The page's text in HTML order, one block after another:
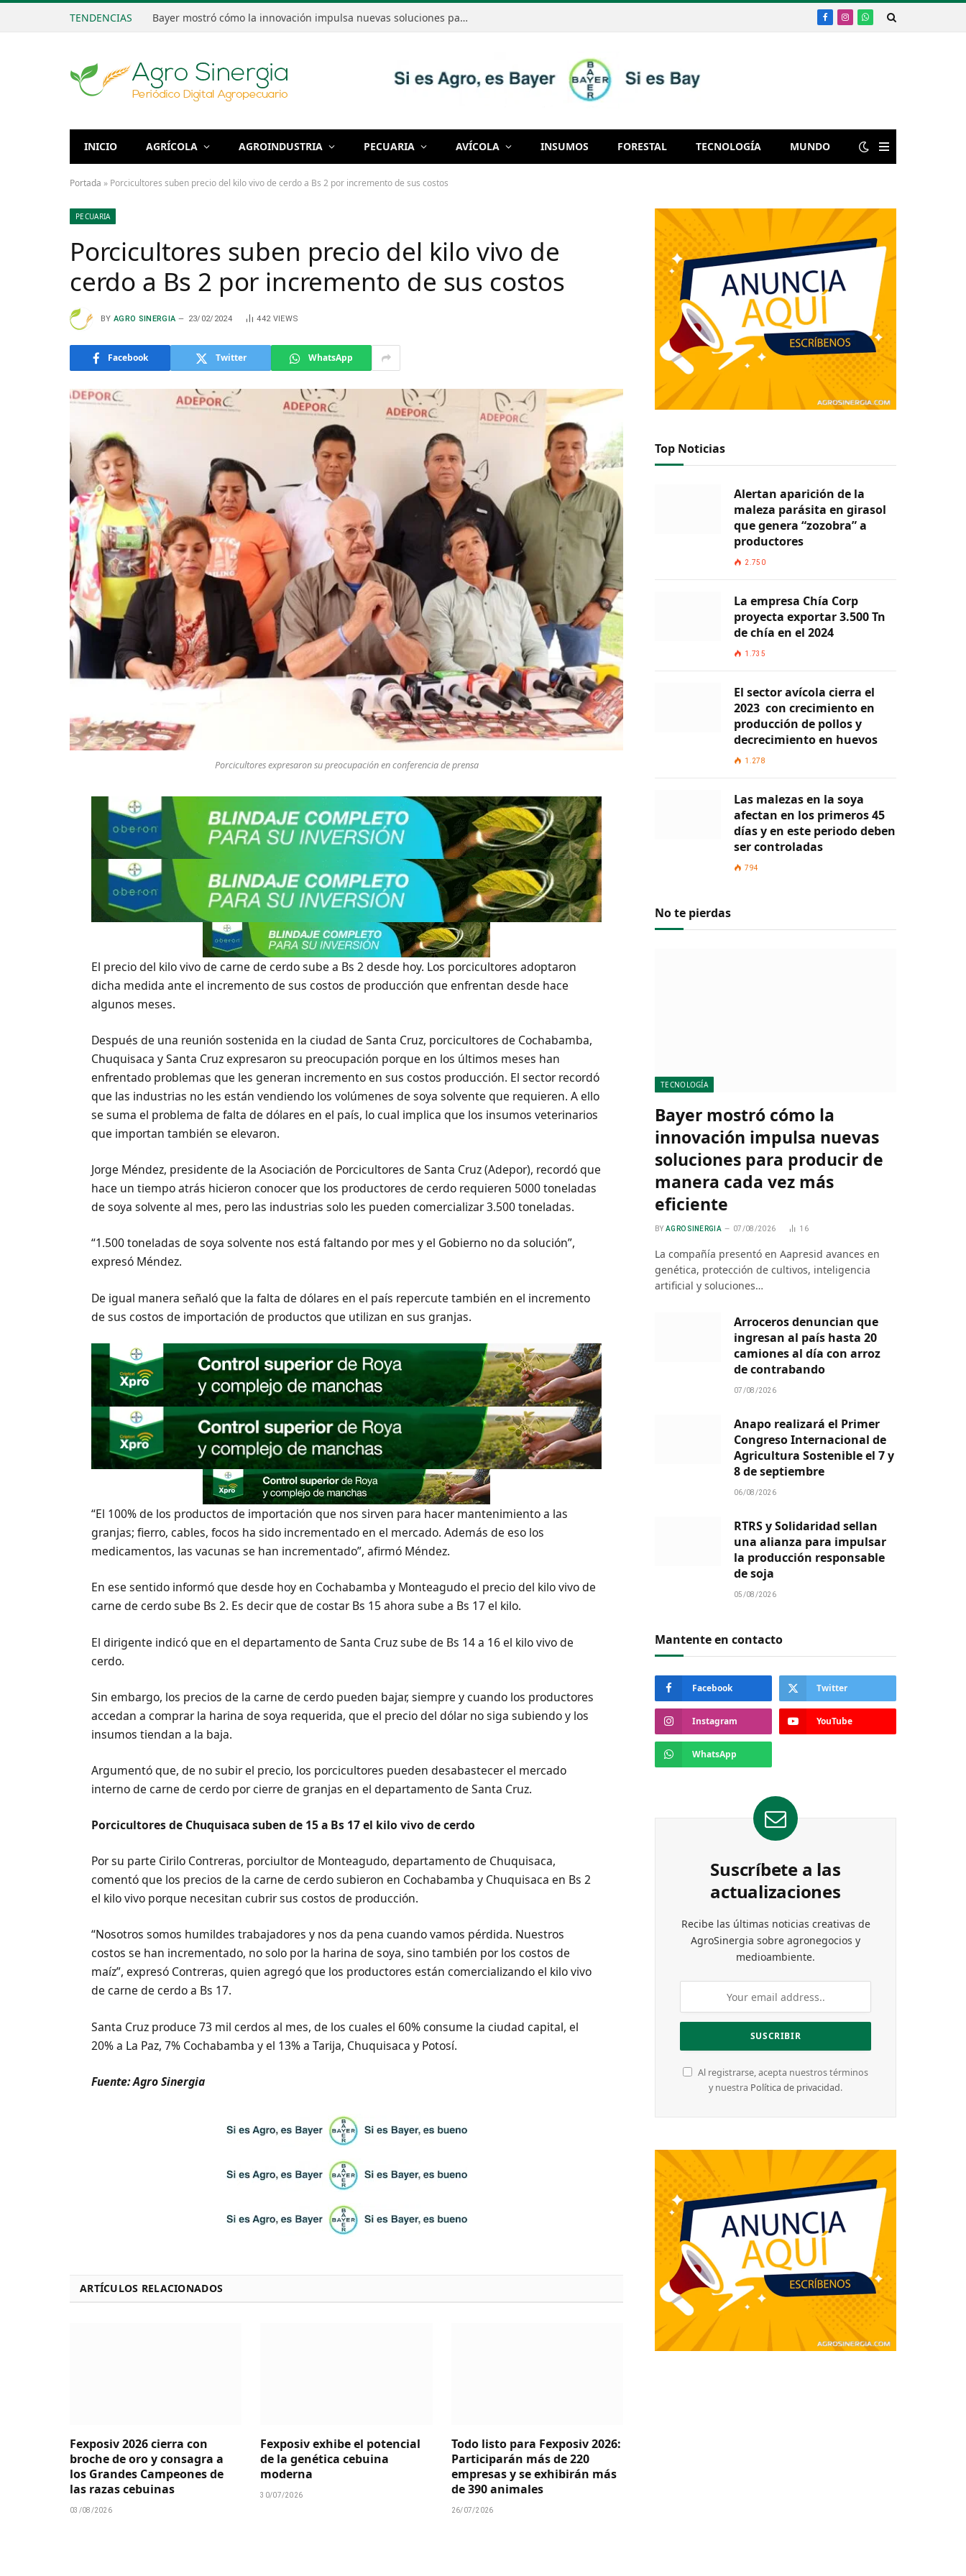
TENDENCIAS Bayer mostró cómo la innovación impulsa nuevas soluciones para producir de manera cada vez más eficiente Facebook
Instagram
WhatsApp
INICIO AGRÍCOLA AGROINDUSTRIA PECUARIA AVÍCOLA INSUMOS FORESTAL TECNOLOGÍA MUNDO
Portada » Porcicultores suben precio del kilo vivo de cerdo a Bs 2 por incremento de sus costos
PECUARIA
Porcicultores suben precio del kilo vivo de
cerdo a Bs 2 por incremento de sus costos
BY AGRO SINERGIA 23/02/2024 442 VIEWS
Facebook Twitter WhatsApp
Porcicultores expresaron su preocupación en conferencia de prensa
El precio del kilo vivo de carne de cerdo sube a Bs 2 desde hoy. Los porcicultores adoptaron
dicha medida ante el incremento de sus costos de producción que enfrentan desde hace
algunos meses.
Después de una reunión sostenida en la ciudad de Santa Cruz, porcicultores de Cochabamba,
Chuquisaca y Santa Cruz expresaron su preocupación porque en los últimos meses han
enfrentado problemas que les generan incremento en sus costos producción. El sector recordó
que las industrias no les están vendiendo los volúmenes de soya solvente que requieren. A ello
se suma el problema de falta de dólares en el país, lo cual implica que los insumos veterinarios
que importan también se elevaron.
Jorge Méndez, presidente de la Asociación de Porcicultores de Santa Cruz (Adepor), recordó que
hace un tiempo atrás hicieron conocer que los productores de cerdo requieren 5000 toneladas
de soya solvente al mes, pero las industrias solo les pueden comercializar 3.500 toneladas.
“1.500 toneladas de soya solvente nos está faltando por mes y el Gobierno no da solución”,
expresó Méndez.
De igual manera señaló que la falta de dólares en el país repercute también en el incremento
de sus costos de importación de productos que utilizan en sus granjas.
“El 100% de los productos de importación que nos sirven para hacer mantenimiento a las
granjas; fierro, cables, focos ha sido incrementado en el mercado. Además de eso los
medicamentos, las vacunas se han incrementado”, afirmó Méndez.
En ese sentido informó que desde hoy en Cochabamba y Monteagudo el precio del kilo vivo de
carne de cerdo sube Bs 2. Es decir que de costar Bs 15 ahora sube a Bs 17 el kilo.
El dirigente indicó que en el departamento de Santa Cruz sube de Bs 14 a 16 el kilo vivo de
cerdo.
Sin embargo, los precios de la carne de cerdo pueden bajar, siempre y cuando los productores
accedan a comprar la harina de soya requerida, que el precio del dólar no siga subiendo y los
insumos tiendan a la baja.
Argumentó que, de no subir el precio, los porcicultores pueden desabastecer el mercado
interno de carne de cerdo por cierre de granjas en el departamento de Santa Cruz.
Porcicultores de Chuquisaca suben de 15 a Bs 17 el kilo vivo de cerdo
Por su parte Cirilo Contreras, porciultor de Monteagudo, departamento de Chuquisaca,
comentó que los precios de la carne de cerdo subieron en Cochabamba y Chuquisaca en Bs 2
el kilo vivo porque necesitan cubrir sus costos de producción.
“Nosotros somos humildes trabajadores y nos da pena cuando vamos pérdida. Nuestros
costos se han incrementado, no solo por la harina de soya, sino también por los costos de
maíz”, expresó Contreras, quien agregó que los productores están comercializando el kilo vivo
de carne de cerdo a Bs 17.
Santa Cruz produce 73 mil cerdos al mes, de los cuales el 60% consume la ciudad capital, el
20% a La Paz, 7% Cochabamba y el 13% a Tarija, Chuquisaca y Potosí.
Fuente: Agro Sinergia
ARTÍCULOS RELACIONADOS
Fexposiv 2026 cierra con
broche de oro y consagra a
los Grandes Campeones de
las razas cebuinas
03/08/2026
Fexposiv exhibe el potencial
de la genética cebuina
moderna
30/07/2026
Todo listo para Fexposiv 2026:
Participarán más de 220
empresas y se exhibirán más
de 390 animales
26/07/2026
Top Noticias
Alertan aparición de la
maleza parásita en girasol
que genera “zozobra” a
productores
2.750
La empresa Chía Corp
proyecta exportar 3.500 Tn
de chía en el 2024
1.735
El sector avícola cierra el
2023 con crecimiento en
producción de pollos y
decrecimiento en huevos
1.278
Las malezas en la soya
afectan en los primeros 45
días y en este periodo deben
ser controladas
794
No te pierdas
TECNOLOGÍA
Bayer mostró cómo la
innovación impulsa nuevas
soluciones para producir de
manera cada vez más
eficiente
BY AGRO SINERGIA 07/08/2026 16
La compañía presentó en Aapresid avances en
genética, protección de cultivos, inteligencia
artificial y soluciones…
Arroceros denuncian que
ingresan al país hasta 20
camiones al día con arroz
de contrabando
07/08/2026
Anapo realizará el Primer
Congreso Internacional de
Agricultura Sostenible el 7 y
8 de septiembre
06/08/2026
RTRS y Solidaridad sellan
una alianza para impulsar
la producción responsable
de soja
05/08/2026
Mantente en contacto
Facebook Twitter
Instagram YouTube
WhatsApp
Suscríbete a las
actualizaciones
Recibe las últimas noticias creativas de
AgroSinergia sobre agronegocios y
medioambiente.
Al registrarse, acepta nuestros términos
y nuestra Política de privacidad.